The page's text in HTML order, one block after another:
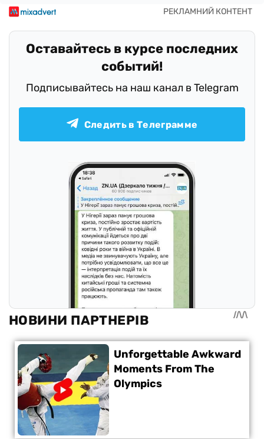
Оставайтесь в курсе последних
событий!
Подписывайтесь на наш канал в Telegram
Следить в Телеграмме